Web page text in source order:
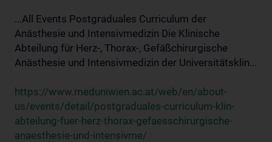
...All Events Postgraduales Curriculum der
Anästhesie und Intensivmedizin Die Klinische
Abteilung für Herz-, Thorax-, Gefäßchirurgische
Anästhesie und Intensivmedizin der Universitätsklin...
https://www.meduniwien.ac.at/web/en/about-
us/events/detail/postgraduales-curriculum-klin-
abteilung-fuer-herz-thorax-gefaesschirurgische-
anaesthesie-und-intensivme/